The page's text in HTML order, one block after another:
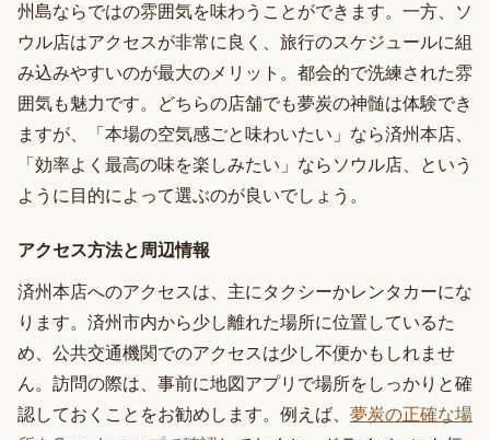
州島ならではの雰囲気を味わうことができます。一方、ソ
ウル店はアクセスが非常に良く、旅行のスケジュールに組
み込みやすいのが最大のメリット。都会的で洗練された雰
囲気も魅力です。どちらの店舗でも夢炭の神髄は体験でき
ますが、「本場の空気感ごと味わいたい」なら済州本店、
「効率よく最高の味を楽しみたい」ならソウル店、という
ように目的によって選ぶのが良いでしょう。
アクセス方法と周辺情報
済州本店へのアクセスは、主にタクシーかレンタカーにな
ります。済州市内から少し離れた場所に位置しているた
め、公共交通機関でのアクセスは少し不便かもしれませ
ん。訪問の際は、事前に地図アプリで場所をしっかりと確
認しておくことをお勧めします。例えば、 夢炭の正確な場